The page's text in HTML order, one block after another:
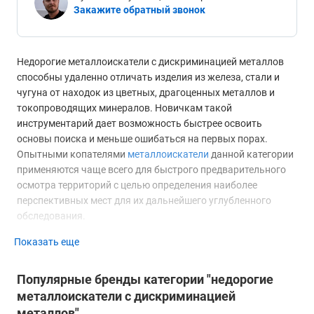
Закажите обратный звонок
Недорогие металлоискатели с дискриминацией металлов
способны удаленно отличать изделия из железа, стали и
чугуна от находок из цветных, драгоценных металлов и
токопроводящих минералов. Новичкам такой
инструментарий дает возможность быстрее освоить
основы поиска и меньше ошибаться на первых порах.
Опытными копателями металлоискатели данной категории
применяются чаще всего для быстрого предварительного
осмотра территорий с целью определения наиболее
перспективных мест для их дальнейшего углубленного
обследования.
Как работает дискриминация
приборов, снабженных функцией дистанционного
определения токопроводящих и индукционных свойств
Показать еще
Популярные бренды категории "недорогие
металлоискатели с дискриминацией